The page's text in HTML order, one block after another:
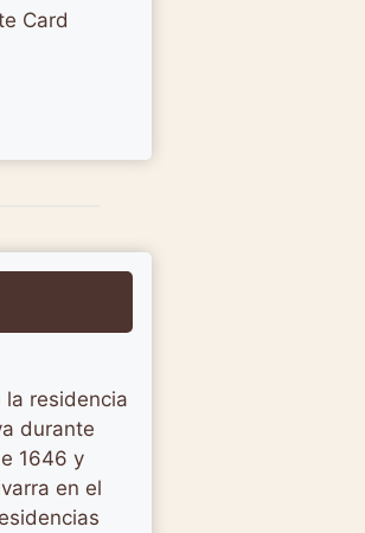
Card
la residencia
durante
1646 y
en el